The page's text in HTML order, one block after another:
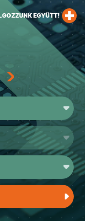
EGYÜTT!